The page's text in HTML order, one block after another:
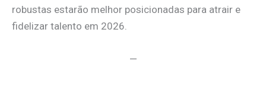
robustas estarão melhor posicionadas para atrair e
fidelizar talento em 2026.
—